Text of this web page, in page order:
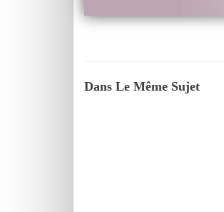
Dans Le Même Sujet